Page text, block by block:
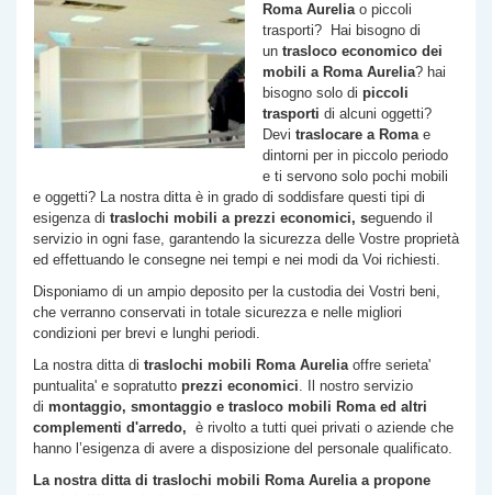
Roma Aurelia o piccoli
trasporti? Hai bisogno di
un trasloco economico dei
mobili a Roma Aurelia? hai
bisogno solo di piccoli
trasporti di alcuni oggetti?
Devi traslocare a Romae
dintorni per in piccolo periodo
e ti servono solo pochi mobili
e oggetti? La nostra ditta è in grado di soddisfare questi tipi di
esigenza di traslochi mobili a prezzi economici, seguendo il
servizio in ogni fase, garantendo la sicurezza delle Vostre proprietà
ed effettuando le consegne nei tempi e nei modi da Voi richiesti.
Disponiamo di un ampio deposito per la custodia dei Vostri beni,
che verranno conservati in totale sicurezza e nelle migliori
condizioni per brevi e lunghi periodi.
La nostra ditta di traslochi mobili Roma Aureliaoffre serieta'
puntualita' e sopratutto prezzi economici. Il nostro servizio
di montaggio, smontaggio e trasloco mobili Roma ed altri
complementi d'arredo, è rivolto a tutti quei privati o aziende che
hanno l’esigenza di avere a disposizione del personale qualificato.
La nostra ditta di traslochi mobili Roma Aureliaa propone